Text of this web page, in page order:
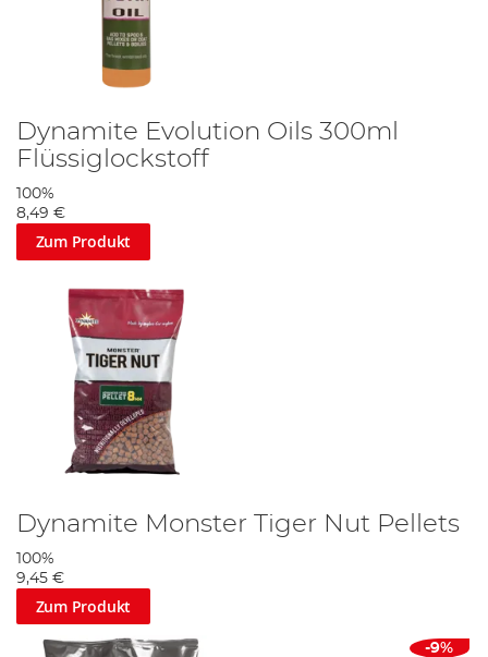
Dynamite Evolution Oils 300ml
Flüssiglockstoff
100%
8,49 €
Zum Produkt
Dynamite Monster Tiger Nut Pellets
100%
9,45 €
Zum Produkt
-9%